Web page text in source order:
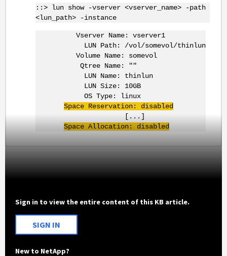
::> lun show -vserver <vserver_name> -path
<lun_path> -instance
Vserver Name: vserver1
LUN Path: /vol/somevol/thinlun
Volume Name: somevol
Qtree Name: ""
LUN Name: thinlun
LUN Size: 10GB
OS Type: linux
Space Reservation: disabled
[...]
Space Allocation: disabled
Sign in to view the entire content of this KB article.
SIGN IN
New to NetApp?